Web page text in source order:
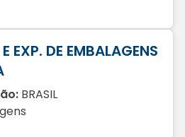
EXP. DE EMBALAGENS
BRASIL